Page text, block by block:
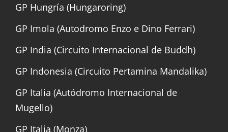
GP Hungría (Hungaroring)
GP Imola (Autodromo Enzo e Dino Ferrari)
GP India (Circuito Internacional de Buddh)
GP Indonesia (Circuito Pertamina Mandalika)
GP Italia (Autódromo Internacional de
Mugello)
GP Italia (Monza)